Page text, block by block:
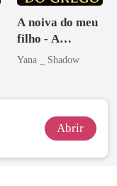
A noiva do meu
filho - A
Redenção do
Yana _ Shadow
Abrir